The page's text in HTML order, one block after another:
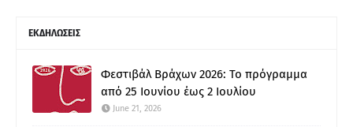
ΕΚΔΗΛΩΣΕΙΣ
Φεστιβάλ Βράχων 2026: Το πρόγραμμα
από 25 Ιουνίου έως 2 Ιουλίου
June 21, 2026